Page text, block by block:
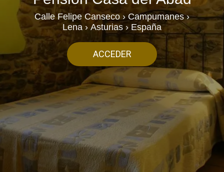
Calle Felipe Canseco › Campumanes ›
Lena › Asturias › España
ACCEDER